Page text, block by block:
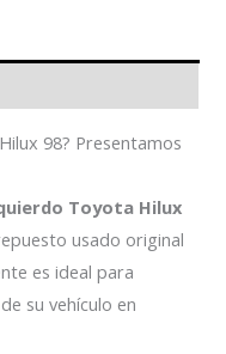
98? Presentamos
Toyota Hilux
usado original
es ideal para
su vehículo en